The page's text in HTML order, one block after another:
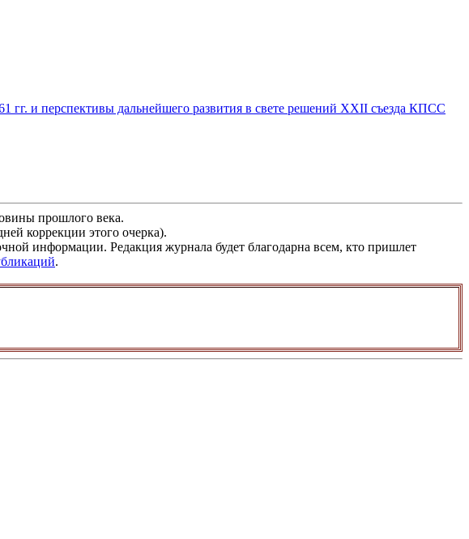
гг. и перспективы дальнейшего развития в свете решений XXII съезда КПСС
прошлого века.
коррекции этого очерка).
информации. Редакция журнала будет благодарна всем, кто пришлет
.